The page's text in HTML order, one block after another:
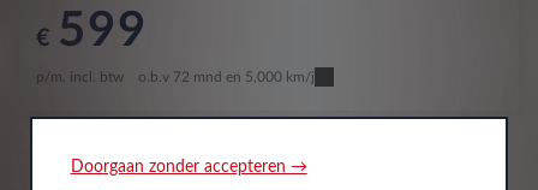
€ 599
p/m. incl. btw o.b.v 72 mnd en 5,000 km/j
Doorgaan zonder accepteren →